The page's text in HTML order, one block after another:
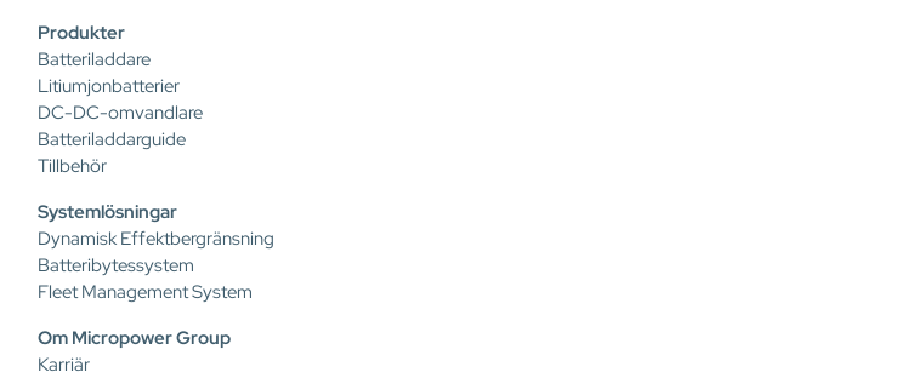
Produkter
Batteriladdare
Litiumjonbatterier
DC-DC-omvandlare
Batteriladdarguide
Tillbehör
Systemlösningar
Dynamisk Effektbergränsning
Batteribytessystem
Fleet Management System
Om Micropower Group
Karriär